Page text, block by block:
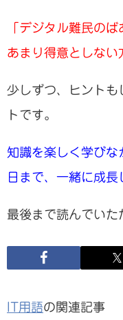
「デジタル難民の
あまり得意としない
少しずつ、ヒントも
トです。
知識を楽しく学びな
日まで、一緒に成長
最後まで読んでい
IT用語の関連記事